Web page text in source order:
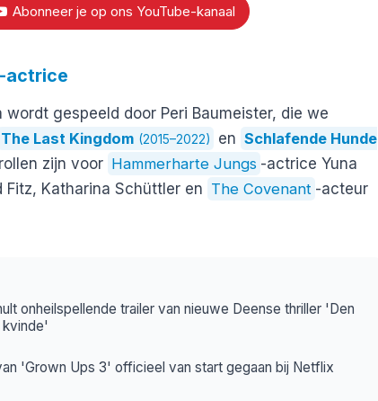
Abonneer je op ons YouTube-kanaal
-actrice
wordt gespeeld door Peri Baumeister, die we
The Last Kingdom (2015–2022) en Schlafende Hunde
zijn voor Hammerharte Jungs -actrice Yuna
Fitz, Katharina Schüttler en The Covenant -acteur
onheilspellende trailer van nieuwe Deense thriller 'Den
'Grown Ups 3' officieel van start gegaan bij Netflix